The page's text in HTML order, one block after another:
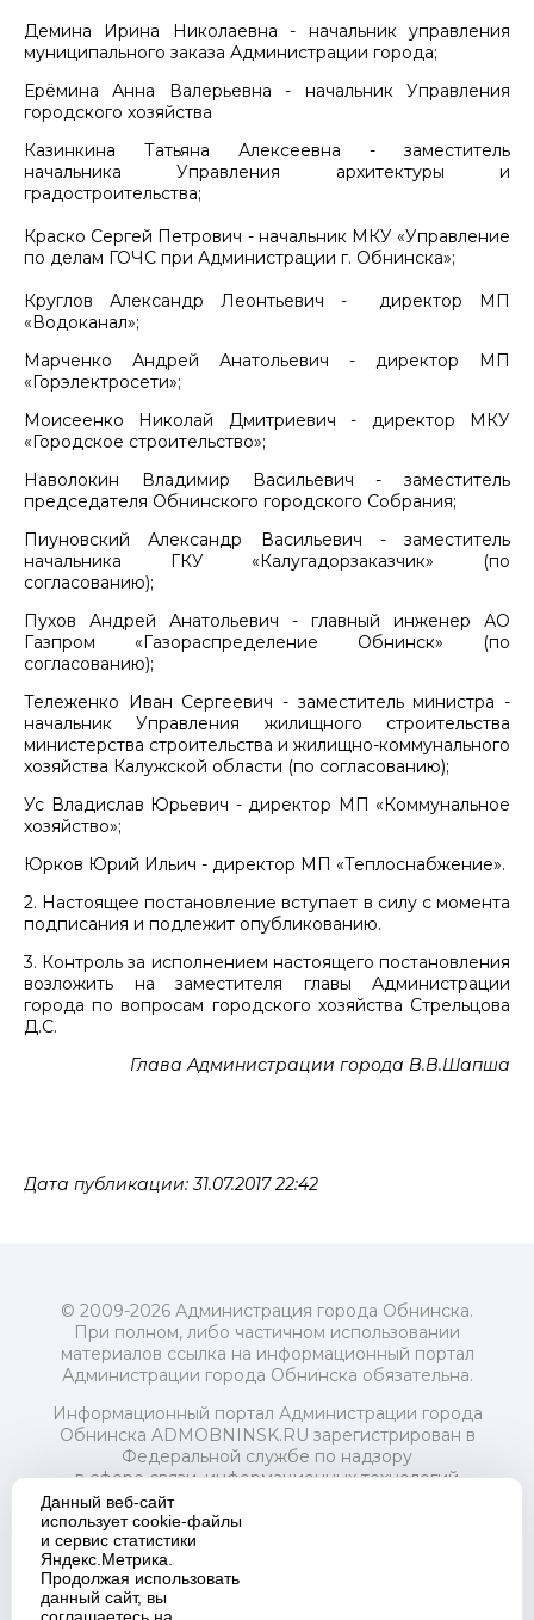
Демина Ирина Николаевна - начальник управления
муниципального заказа Администрации города;
Ерёмина Анна Валерьевна - начальник Управления
городского хозяйства
Казинкина Татьяна Алексеевна - заместитель
начальника Управления архитектуры и
градостроительства;
Краско Сергей Петрович - начальник МКУ «Управление
по делам ГОЧС при Администрации г. Обнинска»;
Круглов Александр Леонтьевич - директор МП
«Водоканал»;
Марченко Андрей Анатольевич - директор МП
«Горэлектросети»;
Моисеенко Николай Дмитриевич - директор МКУ
«Городское строительство»;
Наволокин Владимир Васильевич - заместитель
председателя Обнинского городского Собрания;
Пиуновский Александр Васильевич - заместитель
начальника ГКУ «Калугадорзаказчик» (по
согласованию);
Пухов Андрей Анатольевич - главный инженер АО
Газпром «Газораспределение Обнинск» (по
согласованию);
Тележенко Иван Сергеевич - заместитель министра -
начальник Управления жилищного строительства
министерства строительства и жилищно-коммунального
хозяйства Калужской области (по согласованию);
Ус Владислав Юрьевич - директор МП «Коммунальное
хозяйство»;
Юрков Юрий Ильич - директор МП «Теплоснабжение».
2. Настоящее постановление вступает в силу с момента
подписания и подлежит опубликованию.
3. Контроль за исполнением настоящего постановления
возложить на заместителя главы Администрации
города по вопросам городского хозяйства Стрельцова
Д.С.
Глава Администрации города В.В.Шапша
Дата публикации: 31.07.2017 22:42
© 2009-2026 Администрация города Обнинска.
При полном, либо частичном использовании
материалов ссылка на информационный портал
Администрации города Обнинска обязательна.
Информационный портал Администрации города
Обнинска ADMOBNINSK.RU зарегистрирован в
Федеральной службе по надзору
в сфере связи, информационных технологий
и массовых коммуникаций (Роскомнадзор) 24 июля
2018 года.
Свидетельство о регистрации Эл № ФС77-73321
Учредитель: Администрация (исполнительно-
распорядительный орган) городского округа "Город
Данный веб-сайт
использует cookie-файлы
и сервис статистики
Яндекс.Метрика.
Продолжая использовать
данный сайт, вы